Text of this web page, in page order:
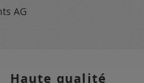
AG
Haute qualité